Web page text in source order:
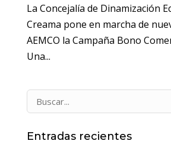
La Concejalía de Dinamización
Creama pone en marcha de
AEMCO la Campaña Bono
Una...
Entradas recientes